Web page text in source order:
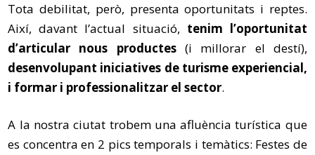
Tota debilitat, però, presenta oportunitats i reptes.
Així, davant l’actual situació, tenim l’oportunitat
d’articular nous productes(i millorar el destí),
desenvolupant iniciatives de turisme experiencial,
i formar i professionalitzar el sector.
A la nostra ciutat trobem una afluència turística que
es concentra en 2 pics temporals i temàtics: Festes de